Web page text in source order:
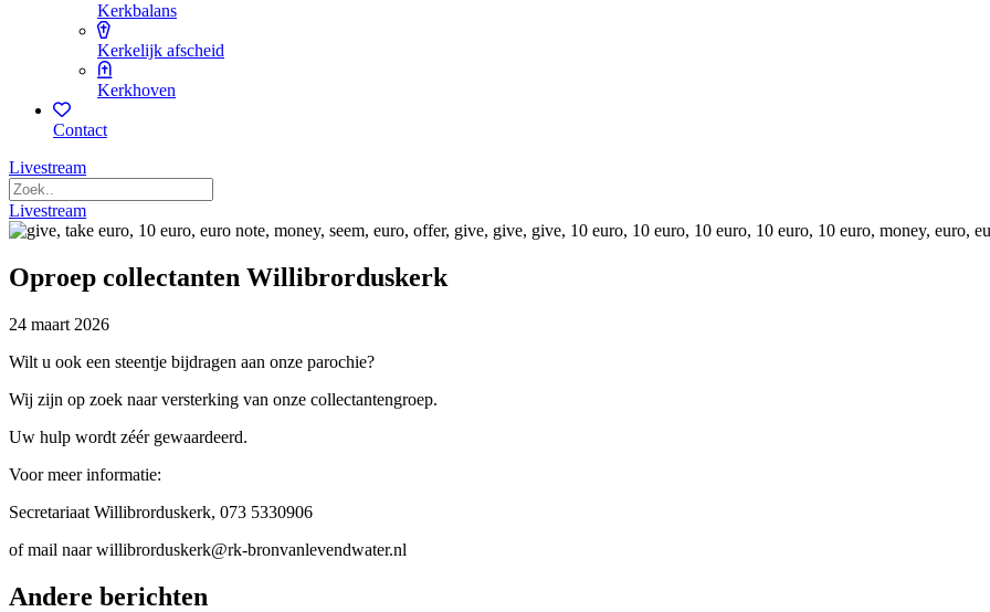
Kerkbalans
Kerkelijk afscheid
Kerkhoven
Contact
Livestream
Livestream
Oproep collectanten Willibrorduskerk
24 maart 2026
Wilt u ook een steentje bijdragen aan onze parochie?
Wij zijn op zoek naar versterking van onze collectantengroep.
Uw hulp wordt zéér gewaardeerd.
Voor meer informatie:
Secretariaat Willibrorduskerk, 073 5330906
of mail naar willibrorduskerk@rk-bronvanlevendwater.nl
Andere berichten